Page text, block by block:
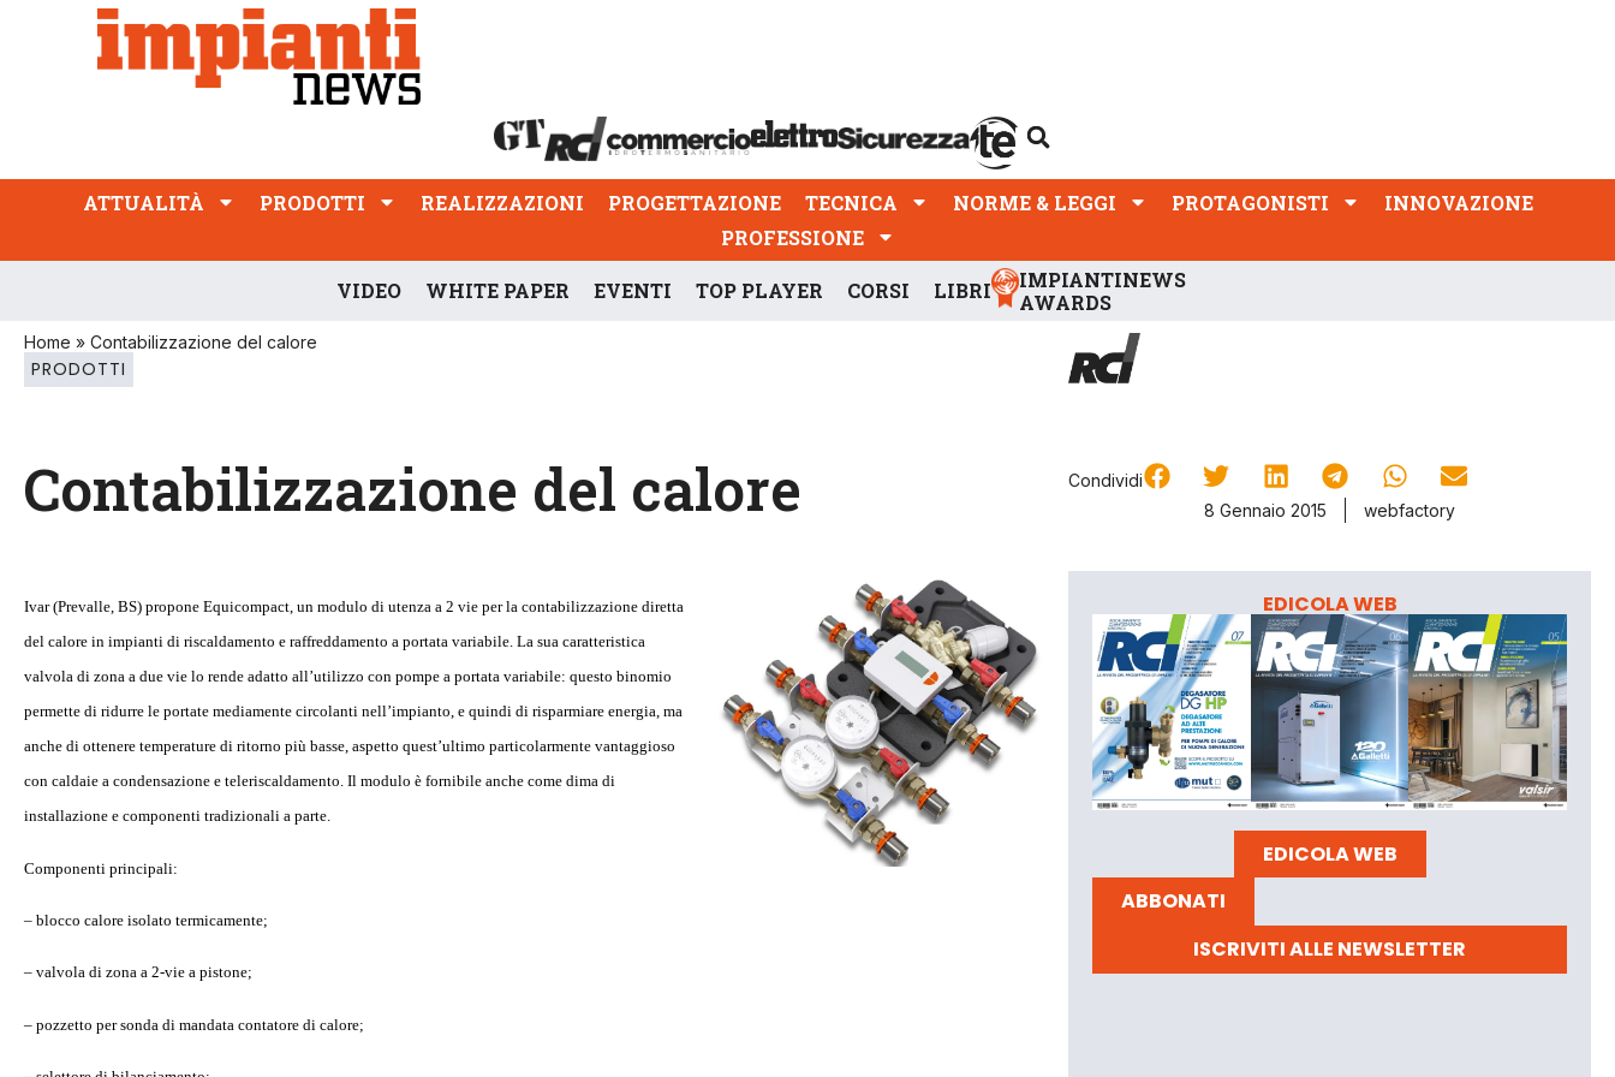
ATTUALITÀ PRODOTTI REALIZZAZIONI
PROFESSIONE
ATTUALITÀ PRODOTTI REALIZZAZIONI PROGETTAZIONE TECNICA NORME & LEGGI PROTAGONISTI
INNOVAZIONE
PROFESSIONE
VIDEO WHITE PAPER EVENTI TOP PLAYER CORSI LIBRI
IMPIANTINEWS
AWARDS
Home » Contabilizzazione del calore
PRODOTTI
Contabilizzazione del calore
Condividi
8 Gennaio 2015
webfactory
Ivar (Prevalle, BS) propone Equicompact, un modulo di utenza a 2 vie per la contabilizzazione diretta
del calore in impianti di riscaldamento e raffreddamento a portata variabile. La sua caratteristica
valvola di zona a due vie lo rende adatto all’utilizzo con pompe a portata variabile: questo binomio
permette di ridurre le portate mediamente circolanti nell’impianto, e quindi di risparmiare energia, ma
anche di ottenere temperature di ritorno più basse, aspetto quest’ultimo particolarmente vantaggioso
con caldaie a condensazione e teleriscaldamento. Il modulo è fornibile anche come dima di
installazione e componenti tradizionali a parte.
Componenti principali:
– blocco calore isolato termicamente;
– valvola di zona a 2-vie a pistone;
– pozzetto per sonda di mandata contatore di calore;
EDICOLA WEB
EDICOLA WEB
ABBONATI
ISCRIVITI ALLE NEWSLETTER